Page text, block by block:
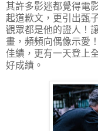
其許多影迷都覺得電
起道歉文，更引出甄
觀眾都是他的證人！
畫，頻頻向偶像示愛
佳績，更有一天登上
好成績。